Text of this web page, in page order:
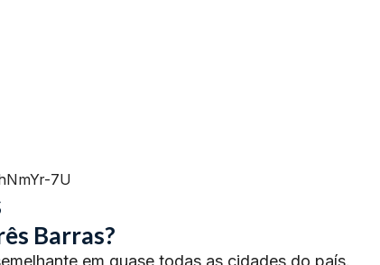
7U
Barras?
em quase todas as cidades do país.